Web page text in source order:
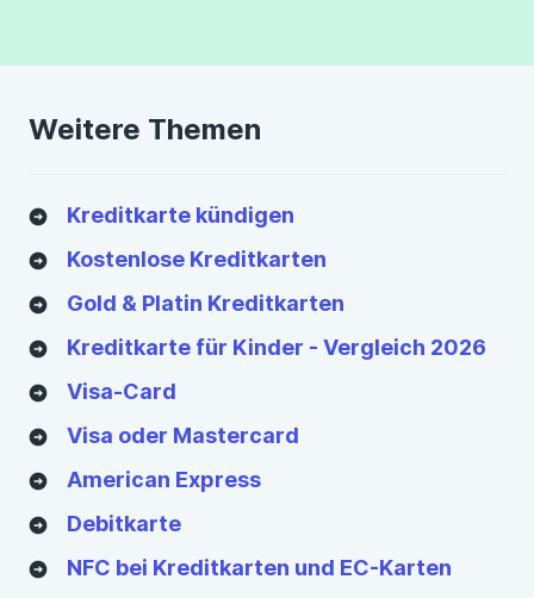
Weitere Themen
Kreditkarte kündigen
Kostenlose Kreditkarten
Gold & Platin Kreditkarten
Kreditkarte für Kinder - Vergleich 2026
Visa-Card
Visa oder Mastercard
American Express
Debitkarte
NFC bei Kreditkarten und EC-Karten